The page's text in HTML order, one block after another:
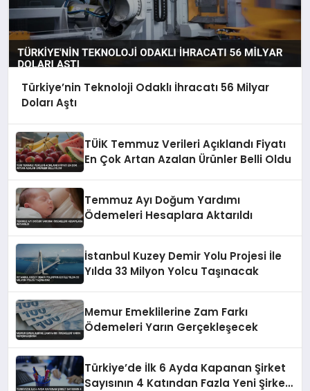
Türkiye’nin Teknoloji Odaklı İhracatı 56 Milyar
Doları Aştı
TÜİK Temmuz Verileri Açıklandı Fiyatı
En Çok Artan Azalan Ürünler Belli Oldu
Temmuz Ayı Doğum Yardımı
Ödemeleri Hesaplara Aktarıldı
İstanbul Kuzey Demir Yolu Projesi İle
Yılda 33 Milyon Yolcu Taşınacak
Memur Emeklilerine Zam Farkı
Ödemeleri Yarın Gerçekleşecek
Türkiye’de İlk 6 Ayda Kapanan Şirket
Sayısının 4 Katından Fazla Yeni Şirket